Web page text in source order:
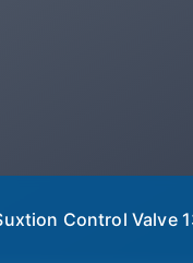
Control Valve